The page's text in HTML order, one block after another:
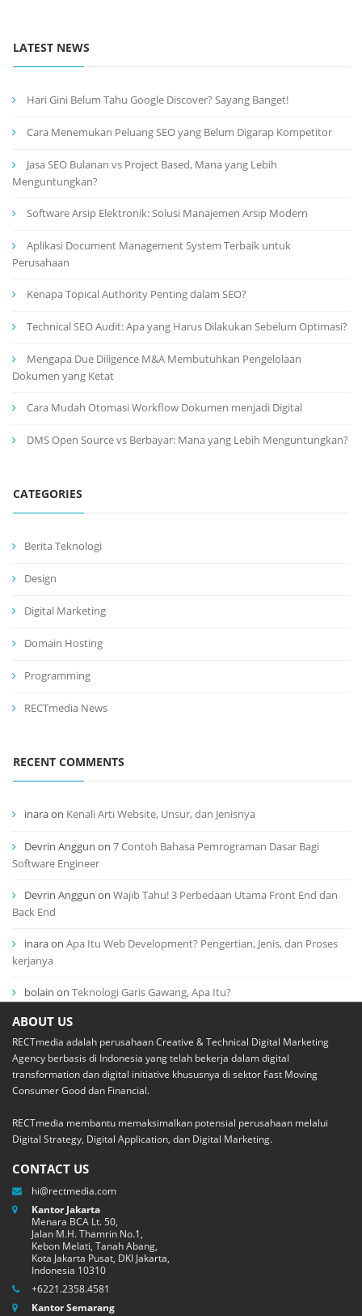
LATEST NEWS
Hari Gini Belum Tahu Google Discover? Sayang Banget!
Cara Menemukan Peluang SEO yang Belum Digarap Kompetitor
Jasa SEO Bulanan vs Project Based, Mana yang Lebih
Menguntungkan?
Software Arsip Elektronik: Solusi Manajemen Arsip Modern
Aplikasi Document Management System Terbaik untuk
Perusahaan
Kenapa Topical Authority Penting dalam SEO?
Technical SEO Audit: Apa yang Harus Dilakukan Sebelum Optimasi?
Mengapa Due Diligence M&A Membutuhkan Pengelolaan
Dokumen yang Ketat
Cara Mudah Otomasi Workflow Dokumen menjadi Digital
DMS Open Source vs Berbayar: Mana yang Lebih Menguntungkan?
CATEGORIES
Berita Teknologi
Design
Digital Marketing
Domain Hosting
Programming
RECTmedia News
RECENT COMMENTS
inaraon Kenali Arti Website, Unsur, dan Jenisnya
Devrin Anggun on 7 Contoh Bahasa Pemrograman Dasar Bagi
Software Engineer
Devrin Anggun on Wajib Tahu! 3 Perbedaan Utama Front End dan
Back End
inaraon Apa Itu Web Development? Pengertian, Jenis, dan Proses
kerjanya
bolain on Teknologi Garis Gawang, Apa Itu?
ABOUT US
RECTmedia adalah perusahaan Creative & Technical Digital Marketing
Agency berbasis di Indonesia yang telah bekerja dalam digital
transformation dan digital initiative khususnya di sektor Fast Moving
Consumer Good dan Financial.
RECTmedia membantu memaksimalkan potensial perusahaan melalui
Digital Strategy, Digital Application, dan Digital Marketing.
CONTACT US
hi@rectmedia.com
Kantor Jakarta
Menara BCA Lt. 50,
Jalan M.H. Thamrin No.1,
Kebon Melati, Tanah Abang,
Kota Jakarta Pusat, DKI Jakarta,
Indonesia 10310
+6221.2358.4581
Kantor Semarang